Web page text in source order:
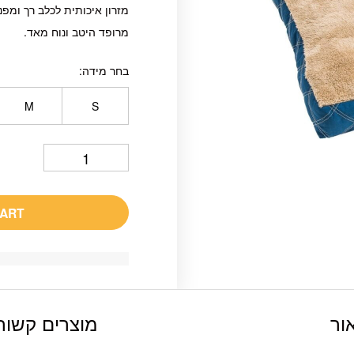
מזרון איכותית לכלב רך
מרופד היטב ונוח מאד.
בחר מידה
S
M
מוצרים